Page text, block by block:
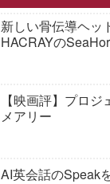
新しい骨伝導ヘッ
HACRAYの
【映画評】プロジ
メアリー
AI英会話のSpeak